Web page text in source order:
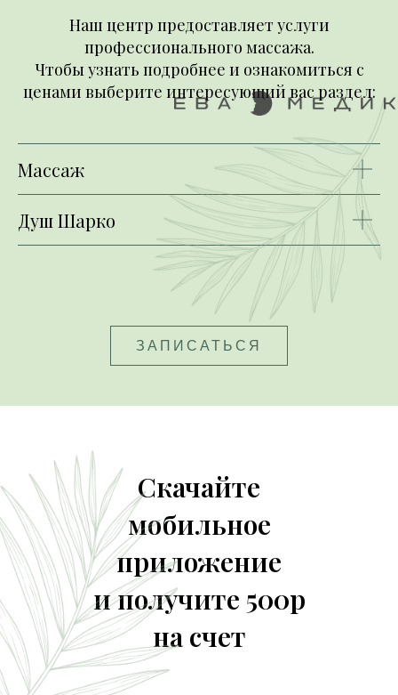
Наш центр предоставляет услуги
профессионального массажа.
Чтобы узнать подробнее и ознакомиться с
ценами выберите интересующий вас раздел:
Массаж
Душ Шарко
ЗАПИСАТЬСЯ
Скачайте
мобильное
приложение
и получите 500р
на счет